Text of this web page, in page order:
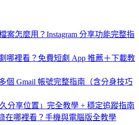
案怎麼用？Instagram 分享功能完整指
哪裡看？免費短劇 App 推薦＋下載教
個 Gmail 帳號完整指南（含分身技巧
分享位置」完全教學 + 穩定追蹤指南
在哪裡看？手機與電腦版全教學